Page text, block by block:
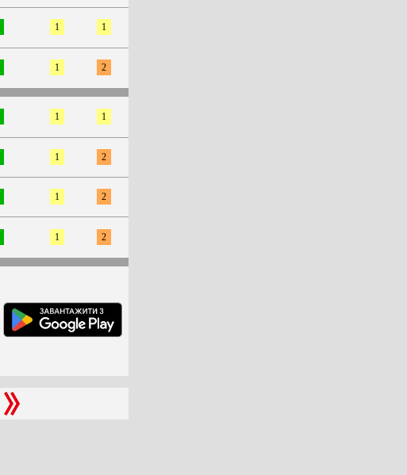
1 1
1 2
1 1
1 2
1 2
1 2